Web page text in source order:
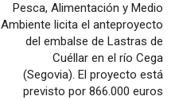
Pesca, Alimentación y Medio
Ambiente licita el anteproyecto
del embalse de Lastras de
Cuéllar en el río Cega
(Segovia). El proyecto está
previsto por 866.000 euros